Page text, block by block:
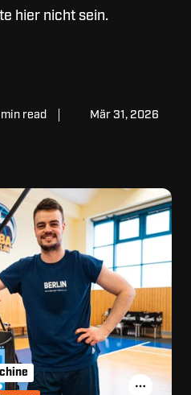
hier nicht sein.
read Mär 31, 2026